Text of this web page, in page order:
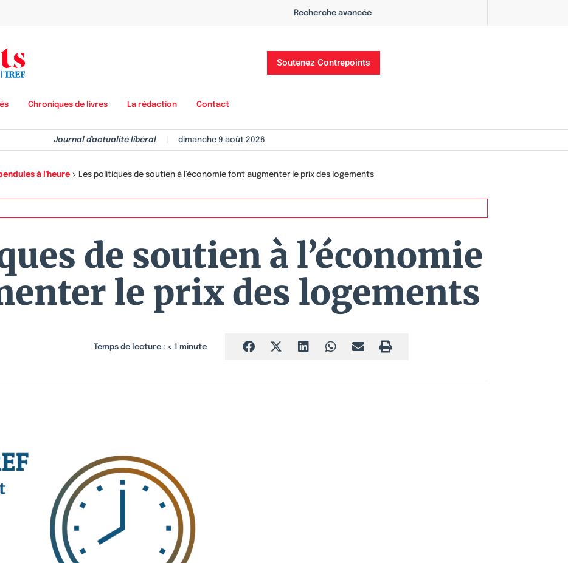
Recherche avancée
Soutenez Contrepoints
Chroniques de livres La rédaction Contact
Journal d'actualité libéral dimanche 9 août 2026
à l'heure > Les politiques de soutien à l’économie font augmenter le prix des logements
de soutien à l’économie
le prix des logements
Temps de lecture : < 1 minute